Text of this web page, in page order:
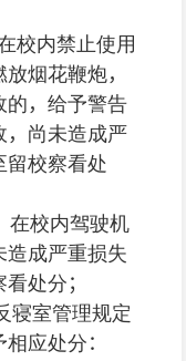
校内禁止使用
放烟花鞭炮，
的 ，给予警告
， 尚未造成严
留校察看处
在校内驾驶机
造成严重损失
看处分 ；
寝室管理规定
相应处分 ：